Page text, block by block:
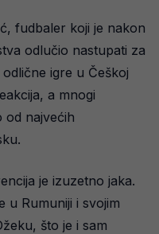
fudbaler koji je nakon
odlučio nastupati za
igre u Češkoj
a mnogi
od najvećih
je izuzetno jaka.
u Rumuniji i svojim
što je i sam